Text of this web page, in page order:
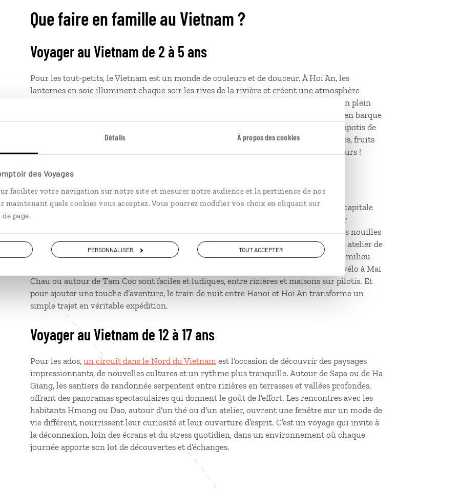
Détails À propos des cookies
des Voyages
faciliter votre navigation sur notre site et mesurer notre audience et la pertinence de nos
maintenant quels cookies vous acceptez. Vous pourrez modifier vos choix en cliquant sur
page.
PERSONNALISER TOUT ACCEPTER
Que faire en famille au Vietnam ?
Voyager au Vietnam de 2 à 5 ans
Pour les tout-petits, le Vietnam est un monde de couleurs et de douceur. À Hoi An, les
lanternes en soie illuminent chaque soir les rives de la rivière et créent une atmosphère
féerique qui émerveille les enfants. Les spectacles de danseurs et d’acrobates, joués en plein
air, captivent leur attention sans jamais être trop longs. À Tam Coc, une promenade en barque
entre les pitons calcaires devient un moment calme et hypnotique, rythmé par le clapotis de
l’eau. Et partout, les plus jeunes découvrent de nouvelles saveurs : nouilles parfumées, fruits
tropicaux, petites crêpes croustillantes…La cuisine vietnamienneles surprend toujours !
Voyager au Vietnam de 6 à 11 ans
À cet âge, le Vietnam devient un terrain d’exploration passionnant. À Hué, ancienne capitale
impériale, les citadelles, les tombeaux et les pagodes nourriront leur curiosité et leur
imagination. Les ateliers artisanaux invitent à mettre la main à la pâte : fabriquer des nouilles
de riz, tresser le bambou pour créer un chapeau conique ou modeler l’argile dans un atelier de
poterie. Dans le nord du Vietnam, une croisière d’une nuit dans la baie de Lan Ha au milieu
des pitons karstiques leur réserve le plus beaux des réveils. Côté terre, les balades à vélo à Mai
Chau ou autour de Tam Coc sont faciles et ludiques, entre rizières et maisons sur pilotis. Et
pour ajouter une touche d’aventure, le train de nuit entre Hanoi et Hoi An transforme un
simple trajet en véritable expédition.
Voyager au Vietnam de 12 à 17 ans
Pour les ados, un circuit dans le Nord du Vietnam est l’occasion de découvrir des paysages
impressionnants, de nouvelles cultures et un rythme plus tranquille. Autour de Sapa ou de Ha
Giang, les sentiers de randonnée serpentent entre rizières en terrasses et vallées profondes,
offrant des panoramas spectaculaires qui donnent le goût de l’effort. Les rencontres avec les
habitants Hmong ou Dao, autour d’un thé ou d’un atelier, ouvrent une fenêtre sur un mode de
vie différent, nourrissent leur curiosité et leur ouverture d’esprit. C’est un voyage qui invite à
la déconnexion, loin des écrans et du stress quotidien, dans un environnement où chaque
journée apporte son lot de découvertes et d’échanges.